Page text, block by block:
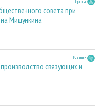
Персона
совета при
Мишункина
Развитие
связующих и